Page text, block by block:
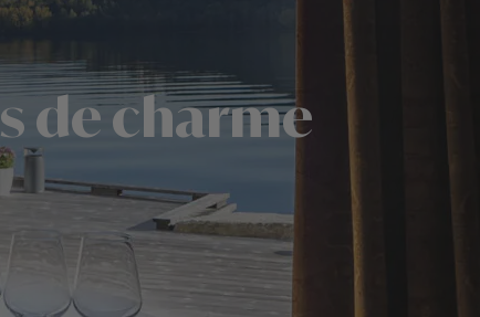
de charme